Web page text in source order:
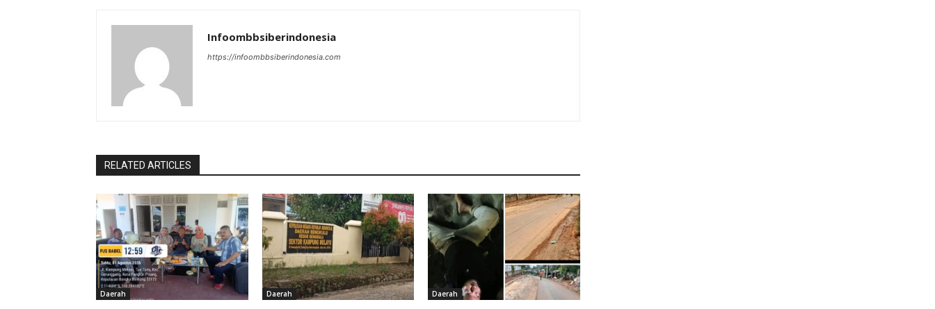
Infoombbsiberindonesia
https://infoombbsiberindonesia.com
RELATED ARTICLES
Daerah Daerah Daerah